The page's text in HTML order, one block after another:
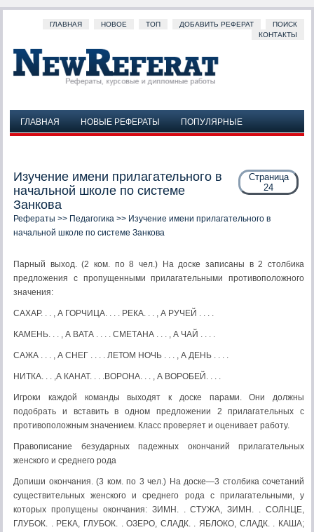
ГЛАВНАЯ НОВОЕ ТОП ДОБАВИТЬ РЕФЕРАТ
ПОИСК
КОНТАКТЫ
ГЛАВНАЯ НОВЫЕ РЕФЕРАТЫ
ПОПУЛЯРНЫЕ
Страница
24
Изучение имени прилагательного в
начальной школе по системе
Занкова
Рефераты >> Педагогика >> Изучение имени прилагательного в
начальной школе по системе Занкова
Парный выход. (2 ком. по 8 чел.) На доске записаны в 2 столбика
предложения с пропущенными прилагательными проти­воположного
значения:
САХАР. . . , А ГОРЧИЦА. . . . РЕКА. . . , А РУЧЕЙ . . . .
КАМЕНЬ. . . , А ВАТА . . . . СМЕТАНА . . . , А ЧАЙ . . . .
САЖА . . . , А СНЕГ . . . . ЛЕТОМ НОЧЬ . . . , А ДЕНЬ . . . .
НИТКА. . . ,А КАНАТ. . . .ВОРОНА. . . , А ВОРОБЕЙ. . . .
Игроки каждой команды выходят к доске парами. Они должны
подобрать и вставить в одном предложении 2 прилагательных с
противоположным значением. Класс проверяет и оценивает ра­боту.
Правописание безударных падежных окончаний прилагательных
женского и среднего рода
Допиши окончания. (3 ком. по 3 чел.) На доске—3 столби­ка сочетаний
существительных женского и среднего рода с прила­гательными, у
которых пропущены окончания: ЗИМН. . СТУЖА, ЗИМН. . СОЛНЦЕ,
ГЛУБОК. . РЕКА, ГЛУБОК. . ОЗЕРО, СЛАДК. . ЯБЛОКО, СЛАДК. . КАША;